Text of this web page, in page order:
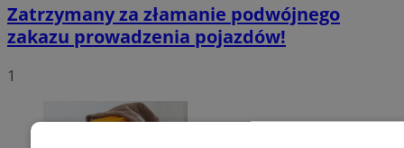
Zatrzymany za złamanie podwójnego
zakazu prowadzenia pojazdów!
1